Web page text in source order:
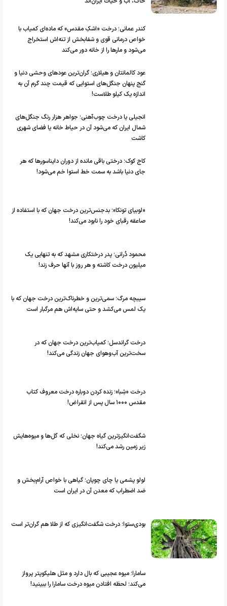
کندر عمانی؛ درخت «اشکِ مقدس» که ماده‌ای کمیاب با
خواص درمانی قوی و شفابخش از تنه‌اش استخراج
می‌شود و مارها را از خانه دور می‌کند
عود کالمانتان و هیلاری؛ گران‌ترین عودهای وحشی دنیا و
گنج پنهان جنگل‌های استوایی که قیمت چند گرم آن به
اندازه یک کیلو طلاست!
انجیلی یا درخت چوب‌آهنی؛ جواهر هزار رنگ جنگل‌های
شمال ایران که می‌شود آن در حیاط خانه یا فضای شهری
کاشت
کاج کوک؛ درختی باقی مانده از دوران دایناسور‌ها که هر
جای دنیا باشد به سمت خط استوا خم می‌شود!
«لوبیای تونکا»؛ بدجنس‌ترین درخت جهان که با استفاده از
صاعقه رقبای خود را نابود می‌کند!
محمود دُرانی؛ پدر درختکاری مشهد که به تنهایی یک
میلیون درخت کاشته و هر روز با آنها حرف ‌زند!
سیبچه مرگ؛ سمی‌ترین و خطرناک‌ترین درخت جهان که با
یک لمس می‌کشد و حتی سایه‌اش هم مرگبار است
درخت گراندسل؛ کمیاب‌ترین درخت جهان که در
سخت‌ترین آب‌و‌هوای جهان زندگی می‌کند!
درخت «شِبا»؛ زنده کردن دوباره درخت معروف کتاب
مقدس ۱۰۰۰ سال پس از انقراض!
شگفت‌انگیزترین گیاه جهان؛ نخلی که گل‌ها و میوه‌هایش
زیر زمین رشد می‌کند!
لولو پشمی یا چای چوپان؛ گیاهی با خواص آرام‌بخش و
ضد اضطراب که معدن آن در ایران است
بودی‌ستوا؛ درخت شگفت‌انگیزی که از طلا هم گران‌تر است
سامارا؛ میوه عجیبی که بال دارد و مثل هلیکوپتر پرواز
می‌کند؛ لحظه افتادن میوه درخت سامارا را ببینید!